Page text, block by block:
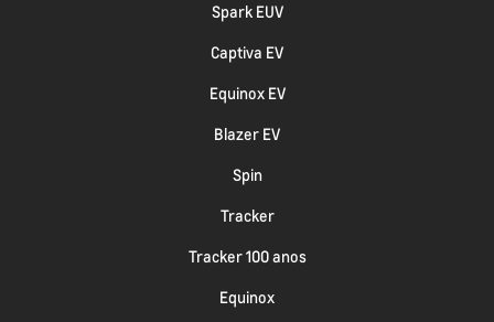
Spark EUV
Captiva EV
Equinox EV
Blazer EV
Spin
Tracker
Tracker 100 anos
Equinox